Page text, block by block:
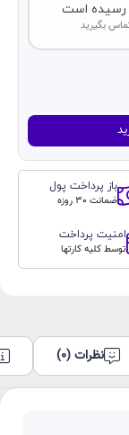
رسیده است
بگیرید
باز پرداخت پول
ضمانت 30 روزه
امنیت پرداخت
توسط کلیه کارتها
نظرات (0)